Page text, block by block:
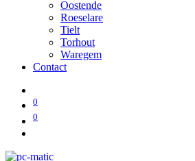
Oostende
Roeselare
Tielt
Torhout
Waregem
Contact
0
0